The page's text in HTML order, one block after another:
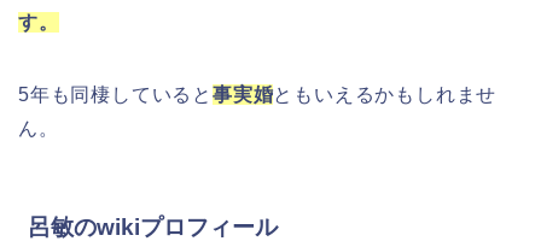
す。
5年も同棲していると 事実婚ともいえるかもしれませ
ん。
呂敏のwikiプロフィール